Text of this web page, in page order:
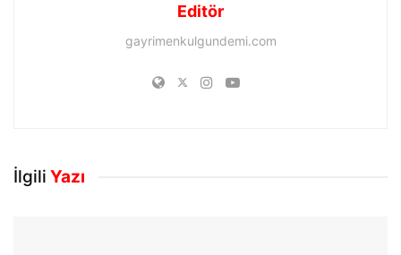
Editör
gayrimenkulgundemi.com
İlgili Yazı